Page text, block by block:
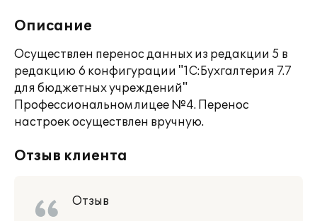
Описание
Осуществлен перенос данных из редакции 5 в
редакцию 6 конфигурации "1С:Бухгалтерия 7.7
для бюджетных учреждений"
Профессиональном лицее №4. Перенос
настроек осуществлен вручную.
Отзыв клиента
Отзыв